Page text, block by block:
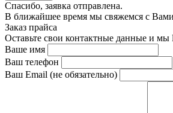
Спасибо, заявка отправлена.
В ближайшее время мы свяжемся с
Заказ прайса
Оставьте свои контактные данные и
Ваше имя
Ваш телефон
Ваш Email (не обязательно)